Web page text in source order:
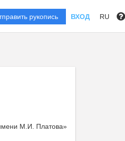
рукопись ВХОД RU
М.И. Платова»